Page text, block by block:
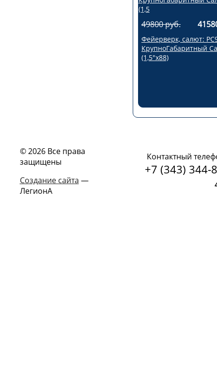
49800 руб.
Фейерверк, салют:
КрупноГабаритный
(1,5"х88)
© 2026 Все права
защищены
Создание сайта —
ЛегионА
Контактный
+7 (343) 344-